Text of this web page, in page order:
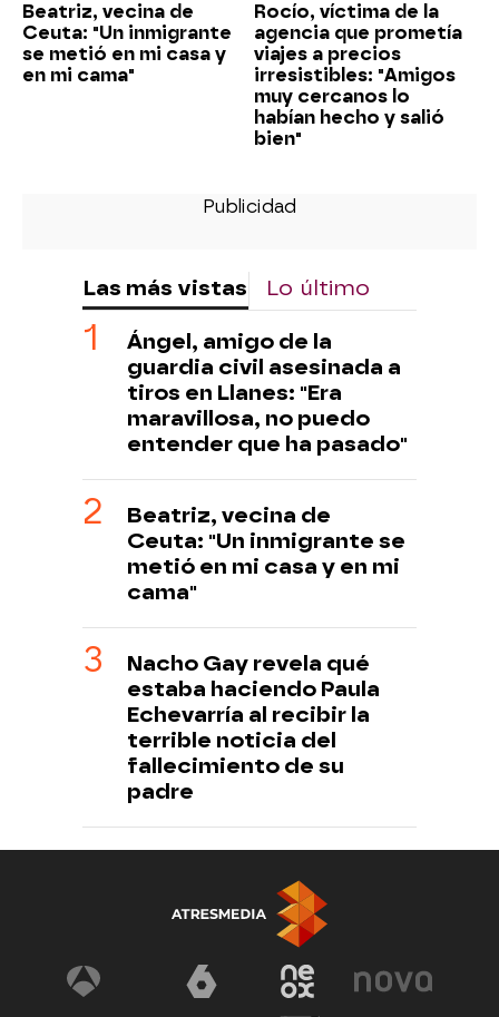
Beatriz, vecina de
Ceuta: "Un inmigrante
se metió en mi casa y
en mi cama"
Rocío, víctima de la
agencia que prometía
viajes a precios
irresistibles: "Amigos
muy cercanos lo
habían hecho y salió
bien"
Las más vistas Lo último
Ángel, amigo de la
guardia civil asesinada a
tiros en Llanes: "Era
maravillosa, no puedo
entender que ha pasado"
Beatriz, vecina de
Ceuta: "Un inmigrante se
metió en mi casa y en mi
cama"
Nacho Gay revela qué
estaba haciendo Paula
Echevarría al recibir la
terrible noticia del
fallecimiento de su
padre